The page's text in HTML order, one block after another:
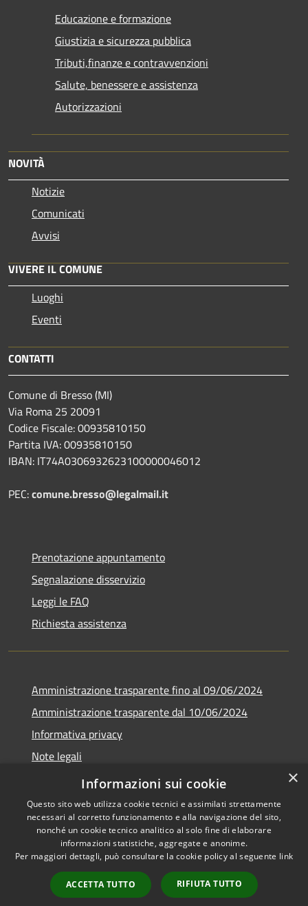
Educazione e formazione
Giustizia e sicurezza pubblica
Tributi,finanze e contravvenzioni
Salute, benessere e assistenza
Autorizzazioni
NOVITÀ
Notizie
Comunicati
Avvisi
VIVERE IL COMUNE
Luoghi
Eventi
CONTATTI
Comune di Bresso (MI)
Via Roma 25 20091
Codice Fiscale: 00935810150
Partita IVA: 00935810150
IBAN: IT74A0306932623100000046012
PEC:comune.bresso@legalmail.it
Prenotazione appuntamento
Segnalazione disservizio
Leggi le FAQ
Richiesta assistenza
Amministrazione trasparente fino al 09/06/2024
Amministrazione trasparente dal 10/06/2024
Informativa privacy
Note legali
Dichiarazione di accessibilità
Accessibilità
Copyright © 2026 • Città di
Bresso • Powered by
Municipium•
Accesso
redazione
×
Informazioni sui cookie
Questo sito web utilizza cookie tecnici e assimilati strettamente
necessari al corretto funzionamento e alla navigazione del sito,
nonché un cookie tecnico analitico al solo fine di elaborare
informazioni statistiche, aggregate e anonime.
Per maggiori dettagli, può consultare la cookie policy al seguente link
ACCETTA TUTTO RIFIUTA TUTTO